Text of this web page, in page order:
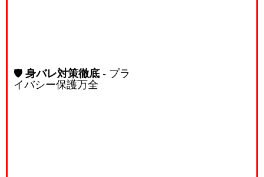
🛡️ 身バレ対策徹底 - プラ
イバシー保護万全